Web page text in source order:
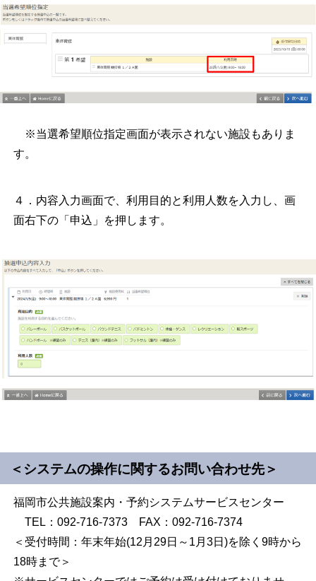
※当選希望順位指定画面が表示されない施設もありま
す。
４．内容入力画面で、利用目的と利用人数を入力し、画
面右下の「申込」を押します。
＜システムの操作に関するお問い合わせ先＞
福岡市公共施設案内・予約システムサービスセンター
TEL：092-716-7373 FAX：092-716-7374
＜受付時間：年末年始(12月29日～1月3日)を除く9時から
18時まで＞